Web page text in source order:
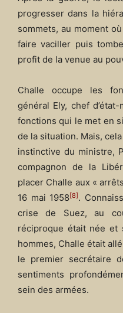
progresser dans la
sommets, au moment
faire vaciller puis
profit de la venue au
Challe occupe les
général Ely, chef
fonctions qui le met en
de la situation. Mais,
instinctive du ministre,
compagnon de la
placer Challe aux «
16 mai 1958[8].
crise de Suez, au
réciproque était née et
hommes, Challe était
le premier secrétaire
sentiments
sein des armées.